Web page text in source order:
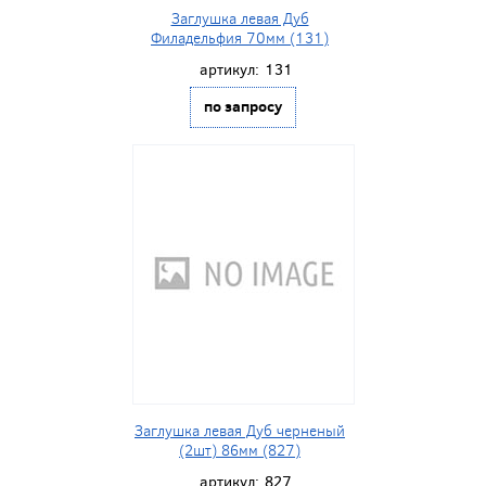
Заглушка левая Дуб
Филадельфия 70мм (131)
артикул: 131
по запросу
Заглушка левая Дуб черненый
(2шт) 86мм (827)
артикул: 827